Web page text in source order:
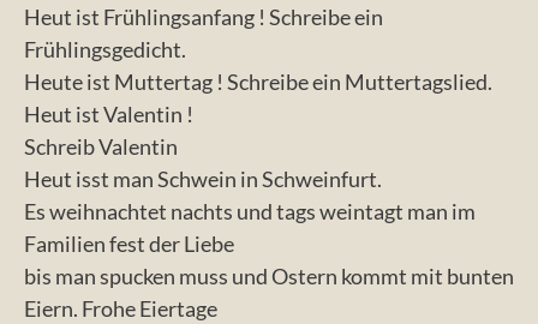
Heut ist Frühlingsanfang ! Schreibe ein
Frühlingsgedicht.
Heute ist Muttertag ! Schreibe ein Muttertagslied.
Heut ist Valentin !
Schreib Valentin
Heut isst man Schwein in Schweinfurt.
Es weihnachtet nachts und tags weintagt man im
Familien fest der Liebe
bis man spucken muss und Ostern kommt mit bunten
Eiern. Frohe Eiertage